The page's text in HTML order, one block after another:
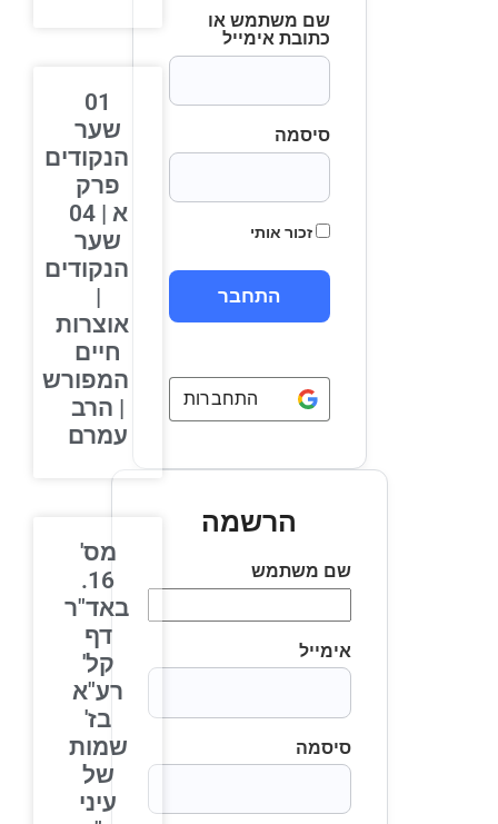
שם משתמש או
כתובת אימייל
סיסמה
זכור אותי
התחברות באמצעות Google
הרשמה
שם משתמש
אימייל
סיסמה
שער
הנקודים
פרק
א | 04
שער
הנקודים
אוצרות
חיים
המפורש
| הרב
עמרם
מס'
16.
באד"ר
דף
קל'
רע"א
בז'
שמות
של
עיני